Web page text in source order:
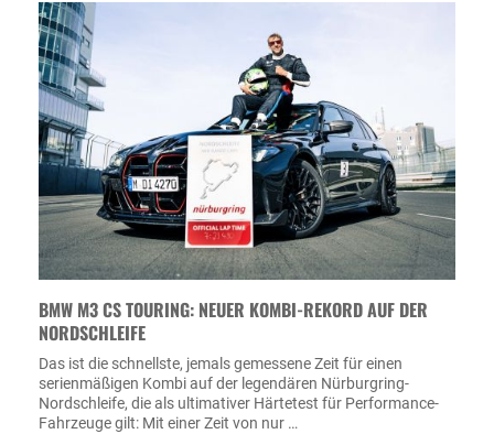
BMW M3 CS TOURING: NEUER KOMBI-REKORD AUF DER
NORDSCHLEIFE
Das ist die schnellste, jemals gemessene Zeit für einen
serienmäßigen Kombi auf der legendären Nürburgring-
Nordschleife, die als ultimativer Härtetest für Performance-
Fahrzeuge gilt: Mit einer Zeit von nur …